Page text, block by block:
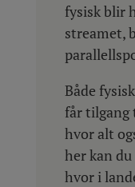
fysisk blir
streamet,
Både
får tilgang
hvor alt
her kan
hvor i